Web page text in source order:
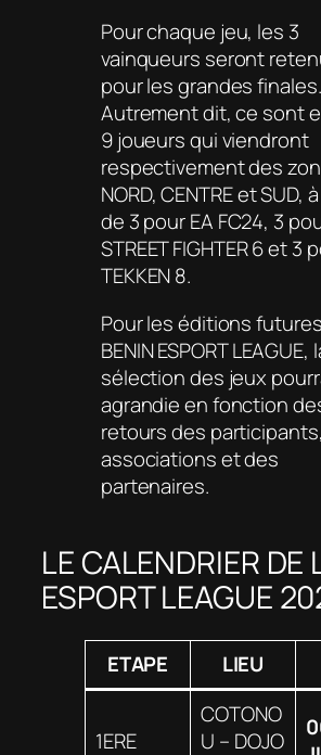
Pour chaque jeu, les 3
vainqueurs seront
pour les grandes finales.
Autrement dit, ce sont
9 joueurs qui viendront
respectivement des
NORD, CENTRE et SUD,
de 3 pour EA FC24, 3
STREET FIGHTER 6 et 3
TEKKEN 8.
Pour les éditions
BENIN ESPORT LEAGUE,
sélection des jeux
agrandie en fonction
retours des
associations et des
partenaires.
LE CALENDRIER DE
ESPORT LEAGUE
ETAPE LIEU
1ERE
COTONO
U – DOJO